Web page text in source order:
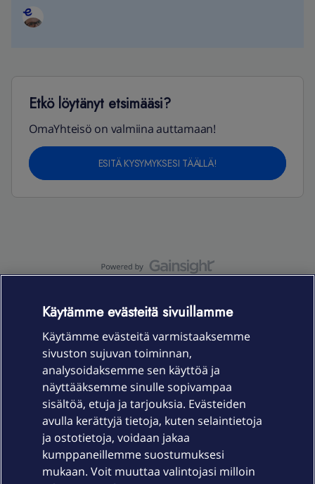
Etkö löytänyt etsimääsi?
OmaYhteisö on valmiina auttamaan!
ESITÄ KYSYMYKSESI TÄÄLLÄ!
Laitteet & liittymät
Palvelut
Käytämme evästeitä sivuillamme
Käytämme evästeitä varmistaaksemme
sivuston sujuvan toiminnan,
analysoidaksemme sen käyttöä ja
näyttääksemme sinulle sopivampaa
sisältöä, etuja ja tarjouksia. Evästeiden
avulla kerättyjä tietoja, kuten selaintietoja
ja ostotietoja, voidaan jakaa
kumppaneillemme suostumuksesi
mukaan. Voit muuttaa valintojasi milloin